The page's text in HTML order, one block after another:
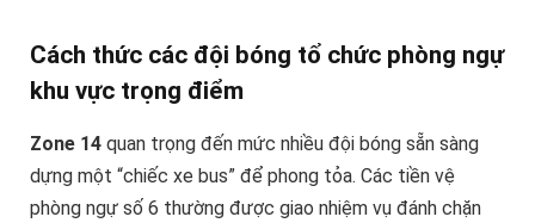
Cách thức các đội bóng tổ chức phòng ngự
khu vực trọng điểm
Zone 14 quan trọng đến mức nhiều đội bóng sẵn sàng
dựng một “chiếc xe bus” để phong tỏa. Các tiền vệ
phòng ngự số 6 thường được giao nhiệm vụ đánh chặn